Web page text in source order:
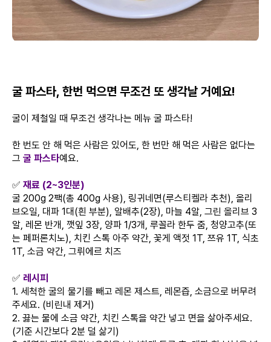
굴 파스타, 한번 먹으면 무조건 또 생각날 거예요!
굴이 제철일 때 무조건 생각나는 메뉴 굴 파스타!
한 번도 안 해 먹은 사람은 있어도, 한 번만 해 먹은 사람은 없다는
그 굴 파스타예요.
✅ 재료 (2~3인분)
굴 200g 2팩(총 400g 사용), 링귀네면(루스티켈라 추천), 올리
브오일, 대파 1대(흰 부분), 알배추(2장), 마늘 4알, 그린 올리브 3
알, 레몬 반개, 깻잎 3장, 양파 1/3개, 루꼴라 한두 줌, 청양고추(또
는 페퍼론치노), 치킨 스톡 아주 약간, 꽃게 액젓 1T, 쯔유 1T, 식초
1T, 소금 약간, 그뤼에르 치즈
✅ 레시피
1. 세척한 굴의 물기를 빼고 레몬 제스트, 레몬즙, 소금으로 버무려
주세요. (비린내 제거)
2. 끓는 물에 소금 약간, 치킨 스톡을 약간 넣고 면을 삶아주세요.
(기준 시간보다 2분 덜 삶기)